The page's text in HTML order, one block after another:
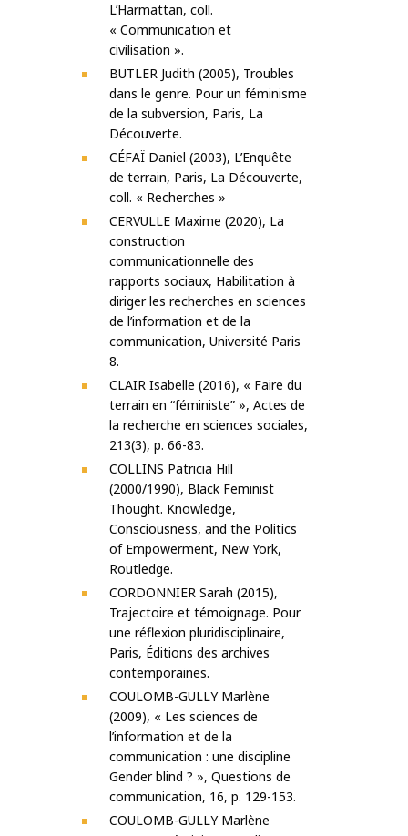
L’Harmattan, coll.
« Communication et
civilisation ».
BUTLER Judith (2005), Troubles
dans le genre. Pour un féminisme
de la subversion, Paris, La
Découverte.
CÉFAÏ Daniel (2003), L’Enquête
de terrain, Paris, La Découverte,
coll. « Recherches »
CERVULLE Maxime (2020), La
construction
communicationnelle des
rapports sociaux, Habilitation à
diriger les recherches en sciences
de l’information et de la
communication, Université Paris
8.
CLAIR Isabelle (2016), « Faire du
terrain en “féministe” », Actes de
la recherche en sciences sociales,
213(3), p. 66-83.
COLLINS Patricia Hill
(2000/1990), Black Feminist
Thought. Knowledge,
Consciousness, and the Politics
of Empowerment, New York,
Routledge.
CORDONNIER Sarah (2015),
Trajectoire et témoignage. Pour
une réflexion pluridisciplinaire,
Paris, Éditions des archives
contemporaines.
COULOMB-GULLY Marlène
(2009), « Les sciences de
l’information et de la
communication : une discipline
Gender blind ? », Questions de
communication, 16, p. 129-153.
COULOMB-GULLY Marlène